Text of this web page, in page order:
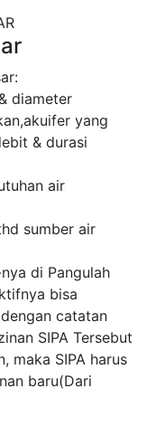
diameter
yang
& durasi
air
sumber air
di Pangulah
bisa
catatan
SIPA Tersebut
maka SIPA harus
baru(Dari